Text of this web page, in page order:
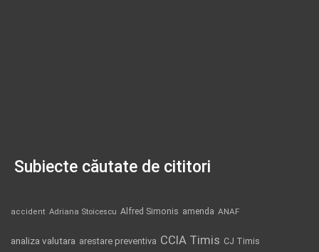
Subiecte căutate de cititori
accident Adriana Stoicescu Alfred Simonis amenda ANAF
analiza valutara arestare preventiva CCIA Timis CJ Timis